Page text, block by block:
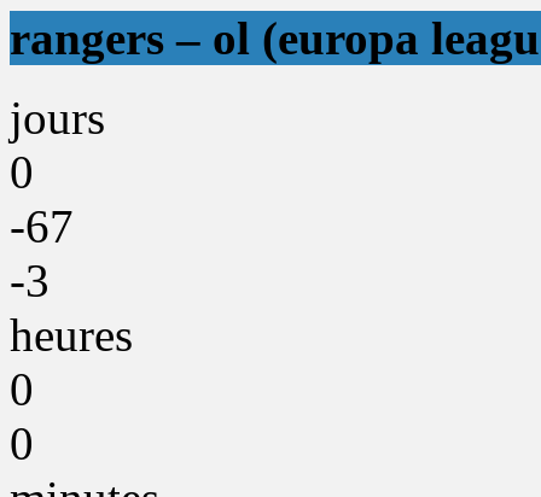
rangers – ol (europa
jours
0
-67
-3
heures
0
0